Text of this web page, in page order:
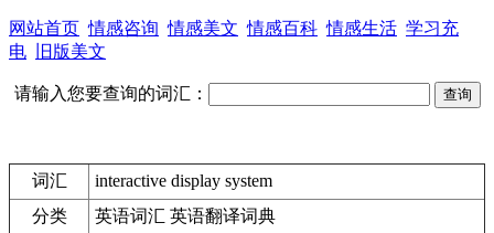
网站首页 情感咨询 情感美文 情感百科 情感生活 学习充
电
旧版美文
请输入您要查询的词汇：
词汇
interactive display system
分类
英语词汇 英语翻译词典